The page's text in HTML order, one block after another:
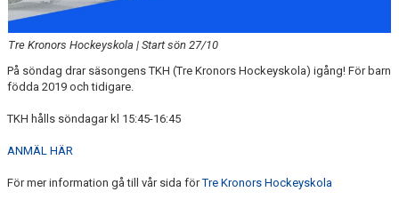
Tre Kronors Hockeyskola | Start sön 27/10
På söndag drar säsongens TKH (Tre Kronors Hockeyskola) igång! För barn
födda 2019 och tidigare.
TKH hålls söndagar kl 15:45-16:45
ANMÄL HÄR
För mer information gå till vår sida förTre Kronors Hockeyskola